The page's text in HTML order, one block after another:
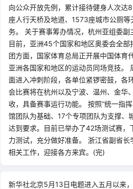
向公众开放先例，累计接待健身人次
座人行天桥及地道、1573座城市公厕
务。 关于赛事筹办情况，杭州亚组委副
目前，亚洲45个国家和地区奥委会全
团方面，国家体育总局正开展中国体育
亚洲各国家和地区的运动员同场竞技。
面进入冲刺阶段，各单位紧锣密鼓，各
会比赛将在杭州以及宁波、温州、金华
收，具备赛事运行功能。 按照“统一指
馆团队为基础、17个专项团队为支撑、
达到要求。目前已举办了42场测试赛
力测试，充分做好准备。 浙江省副省
相关工作，迎接各方来宾。(完)
新华社北京5月13日电题进入五月以来